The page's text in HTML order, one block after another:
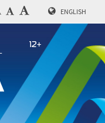
ENGLISH